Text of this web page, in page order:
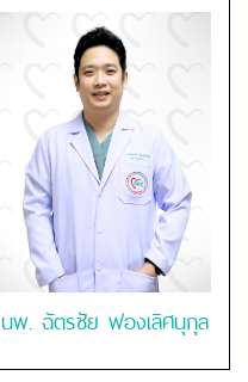
นพ. ฉัตรชัย ฟองเลิศนุกุล